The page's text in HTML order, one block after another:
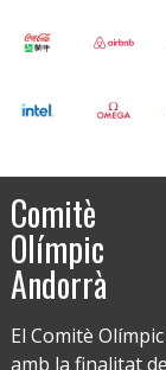
Comitè
Olímpic
Andorrà
El Comitè
amb la finalitat